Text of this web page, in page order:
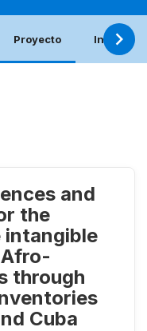
Proyecto Informe
and
the
intangible
through
Cuba